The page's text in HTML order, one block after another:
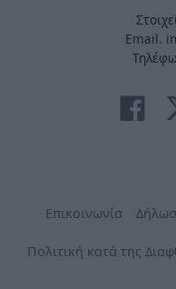
Email.
Επικοινωνία
Πολιτική κατά της